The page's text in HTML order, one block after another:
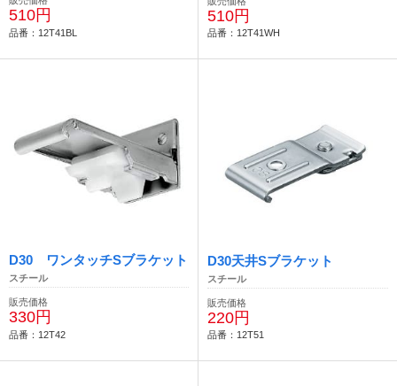
510円
品番：12T41BL
510円
品番：12T41WH
D30 ワンタッチSブラケット
スチール
販売価格
330円
品番：12T42
D30天井Sブラケット
スチール
販売価格
220円
品番：12T51